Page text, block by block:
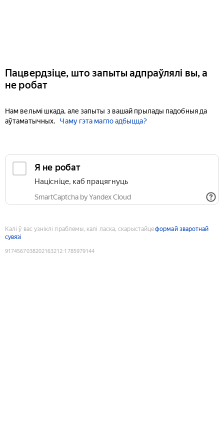
Пацвердзіце, што запыты адпраўлялі вы, а
не робат
Нам вельмі шкада, але запыты з вашай прылады падобныя да
аўтаматычных.
Чаму гэта магло адбыцца?
Я не робат
Націсніце, каб працягнуць
SmartCaptcha by Yandex Cloud
Калі ў вас узніклі праблемы, калі ласка, скарыстайцеформай зваротнай
сувязі
9174567038202163212:1785979144